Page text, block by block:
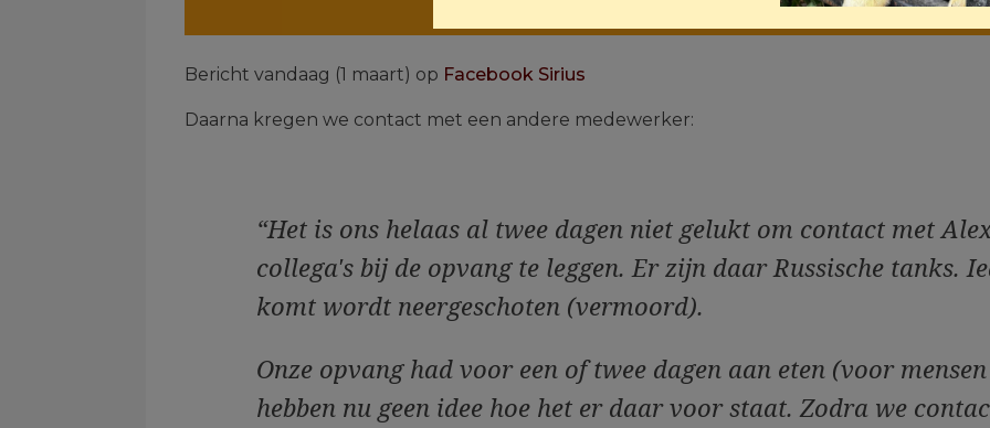
Bericht vandaag (1 maart) op Facebook Sirius
Daarna kregen we contact met een andere medewerker:
“Het is ons helaas al twee dagen niet gelukt om contact met
collega's bij de opvang te leggen. Er zijn daar Russische tanks.
komt wordt neergeschoten (vermoord).
Onze opvang had voor een of twee dagen aan eten (voor
hebben nu geen idee hoe het er daar voor staat. Zodra we